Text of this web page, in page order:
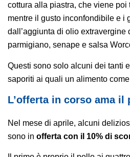
cottura alla piastra, che viene
mentre il gusto inconfondibile e i
dall’aggiunta di olio extravergine
parmigiano, senape e salsa
Questi sono solo alcuni dei tanti
saporiti ai quali un alimento
L’offerta in corso ama il
Nel mese di aprile, alcuni
sono in offerta con il 10% di